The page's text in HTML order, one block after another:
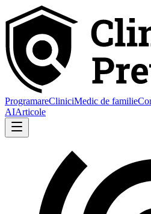
ProgramareCliniciMedic de familie
AIArticole